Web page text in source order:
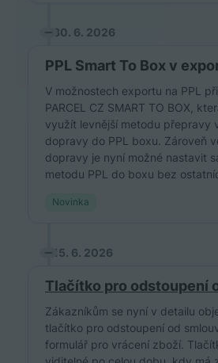
30. 6. 2026
PPL Smart To Box v
V možnostech exportu na PPL
PARCEL CZ SMART TO BOX,
využít levnější metodu přepravy
dopravy do PPL boxu. Zároveň
dopravy je nyní možné nastavit
metodu PPL do boxu bez
Novinka
15. 6. 2026
Tlačítko pro odstoupení
Zákazníkům se nyní v detailu
tlačítko pro odstoupení od
formulář pro vrácení zboží.